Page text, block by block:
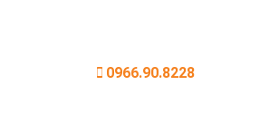
0966.90.8228